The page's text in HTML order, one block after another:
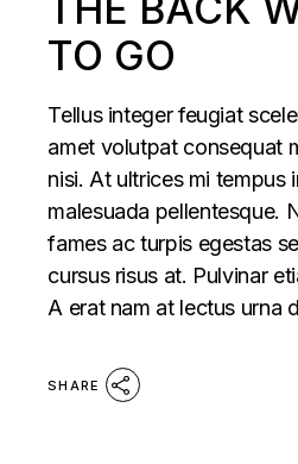
TO GO
Tellus integer feugiat
amet volutpat consequat
nisi. At ultrices mi tempus
malesuada pellentesque.
fames ac turpis egestas
cursus risus at. Pulvinar
A erat nam at lectus urna
SHARE